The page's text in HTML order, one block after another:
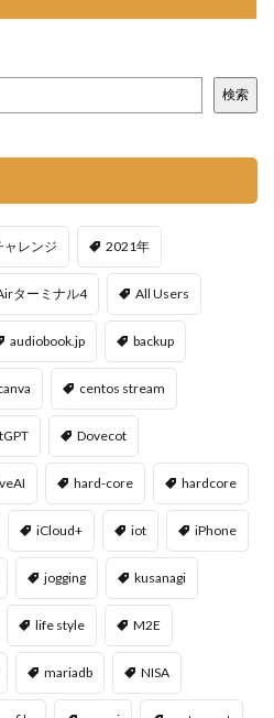
検索
ャレンジ 2021年
ターミナル4 All Users
audiobook.jp backup
centos stream
Dovecot
hard-core hardcore
iCloud+ iot iPhone
jogging kusanagi
life style M2E
mariadb NISA